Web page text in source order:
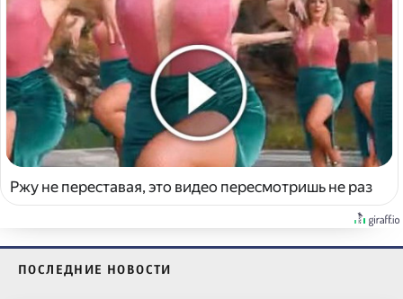
Ржу не переставая, это видео пересмотришь не раз
ПОСЛЕДНИЕ НОВОСТИ